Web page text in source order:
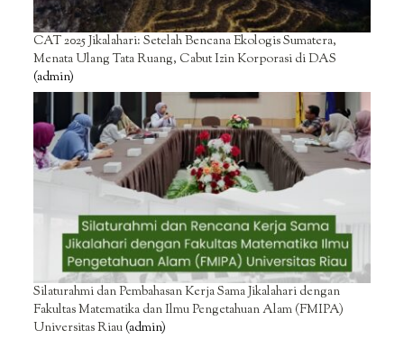
CAT 2025 Jikalahari: Setelah Bencana Ekologis Sumatera,
Menata Ulang Tata Ruang, Cabut Izin Korporasi di DAS
(admin)
Silaturahmi dan Pembahasan Kerja Sama Jikalahari dengan
Fakultas Matematika dan Ilmu Pengetahuan Alam (FMIPA)
Universitas Riau(admin)